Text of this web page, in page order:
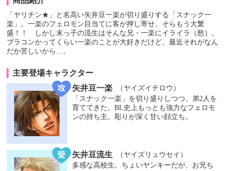
「ヤリチン★」と名高い矢井豆一楽が切り盛りする「スナック一
楽」。一楽のフェロモン目当てに客が押し寄せ、そらもう大繁
盛！！ しかし末っ子の流生はそんな兄・一楽にイライラ（怒）。
ブラコンかってくらい一楽のことが大好きだけど、最近それがなん
だか苦しいから…。
主要登場キャラクター
矢井豆一楽
（ヤイズイチロウ）
「スナック一楽」を切り盛りしつつ、弟2人を
育ててきた。BL史上もっとも強力なフェロモ
ンの持ち主。彫りが深く甘い顔立ち。
矢井豆流生
（ヤイズリュウセイ）
多感な高校生。ちょいヤンキーだが、お兄ち